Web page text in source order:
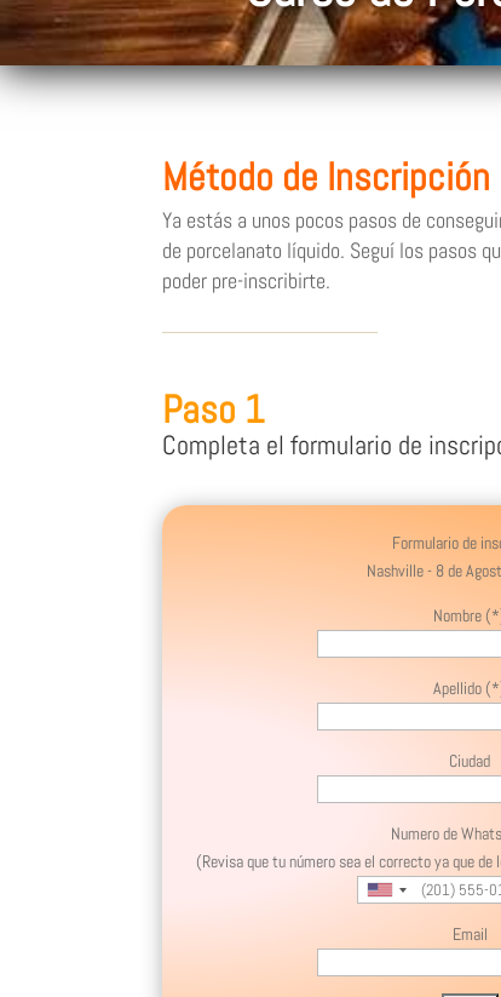
Método de Inscripción
Ya estás a unos pocos pasos de
de porcelanato líquido. Seguí los pasos
poder pre-inscribirte.
Paso 1
Completa el formulario de
Formulario de
Nashville - 8 de
Nombre
Apellido
Ciudad
Numero de
(Revisa que tu número sea el correcto ya que
Email